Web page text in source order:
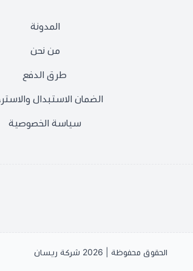
المدونة
من نحن
طرق الدفع
الضمان الاستبدال
سياسة الخصوصية
الحقوق محفوظة | 2026 شركة ريسان